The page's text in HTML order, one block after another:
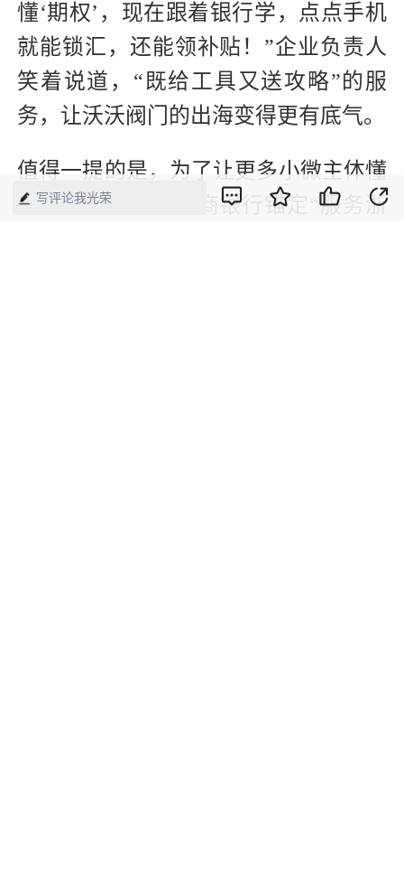
懂‘期权’，现在跟着银行学，点点手机
就能锁汇，还能领补贴！”企业负责人
笑着说道，“既给工具又送攻略”的服
务，让沃沃阀门的出海变得更有底气。
值得一提的是，为了让更多小微主体懂
经济、懂金融，浙商银行锚定“服务浙
写评论我光荣